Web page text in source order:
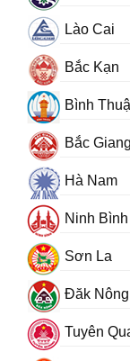
Lào Cai
Bắc Kạn
Bình
Bắc Giang
Hà Nam
Ninh Bình
Sơn La
Đăk Nông
Tuyên